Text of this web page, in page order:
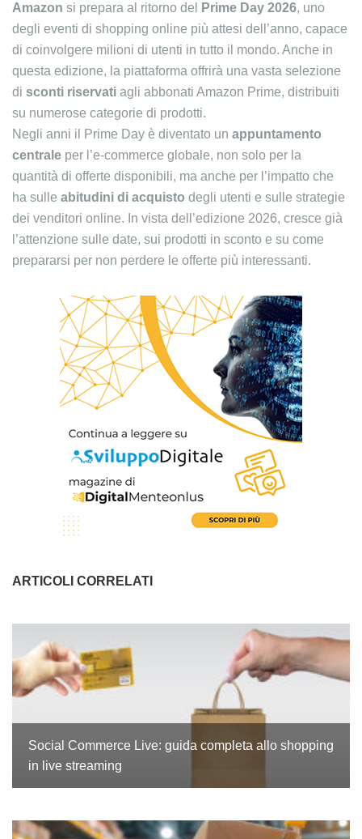
Amazon si prepara al ritorno del Prime Day 2026, uno
degli eventi di shopping online più attesi dell’anno, capace
di coinvolgere milioni di utenti in tutto il mondo. Anche in
questa edizione, la piattaforma offrirà una vasta selezione
di sconti riservati agli abbonati Amazon Prime, distribuiti
su numerose categorie di prodotti.
Negli anni il Prime Day è diventato un appuntamento
centrale per l’e-commerce globale, non solo per la
quantità di offerte disponibili, ma anche per l’impatto che
ha sulle abitudini di acquisto degli utenti e sulle strategie
dei venditori online. In vista dell’edizione 2026, cresce già
l’attenzione sulle date, sui prodotti in sconto e su come
prepararsi per non perdere le offerte più interessanti.
ARTICOLI CORRELATI
Social Commerce Live: guida completa allo shopping
in live streaming